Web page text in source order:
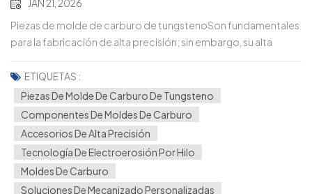
JAN 21, 2026
Piezas de molde de carburo de tungstenoSon fundamentales
para la fabricación de alta precisión; sin embargo, su alta
dureza y fragilidad dificultan el control de precisión en la
electroerosión por hilo. Incluso las microdesviaciones pueden
afectar el rendimiento y la vida útil del molde. Equipos
centrales y configuración de cables Selección de alambres:
Alambres de latón recubiertos de zinc (precisión equilibrada)
o alambres de molibdeno (cortes delgados de
ultraprecisión); reemplazar cada 8 a 12 horas para evitar errores
inducidos por el desgaste. Calibración de tensión: 12–18 N para
ETIQUETAS :
Piezas De Molde De Carburo De Tungsteno
Componentes De Moldes De Carburo
Accesorios De Alta Precisión
Tecnología De Electroerosión Por Hilo
Moldes De Carburo
Soluciones De Mecanizado Personalizadas